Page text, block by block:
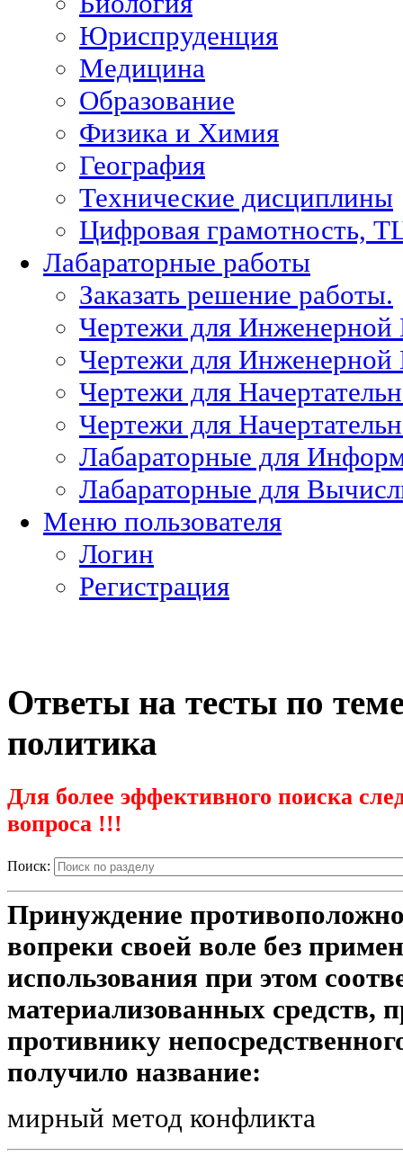
Юриспруденция
Медицина
Образование
Физика и Химия
География
Технические дисциплины
Цифровая грамотность,
Лабараторные работы
Заказать решение работы.
Чертежи для
Чертежи для
Чертежи для
Чертежи для
Лабараторные для
Лабараторные для
Меню пользователя
Логин
Регистрация
Ответы на тесты по
политика
Для более эффективного поиска
вопроса !!!
Поиск:
Принуждение
вопреки своей воле без
использования при этом
материализованных средств,
противнику
получило название:
мирный метод конфликта